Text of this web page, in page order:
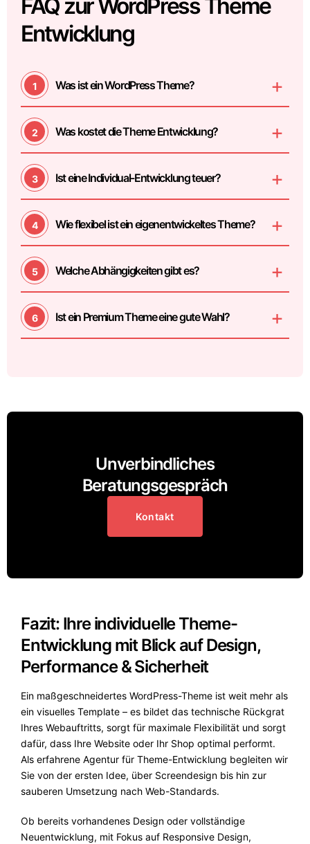
FAQ zur WordPress Theme
Entwicklung
Was ist ein WordPress Theme?
Was kostet die Theme Entwicklung?
Ist eine Individual-Entwicklung teuer?
Wie flexibel ist ein eigenentwickeltes Theme?
Welche Abhängigkeiten gibt es?
Ist ein Premium Theme eine gute Wahl?
Unverbindliches
Beratungsgespräch
Kontakt
Fazit: Ihre individuelle Theme-
Entwicklung mit Blick auf Design,
Performance & Sicherheit
Ein maßgeschneidertes WordPress-Theme ist weit mehr als
ein visuelles Template – es bildet das technische Rückgrat
Ihres Webauftritts, sorgt für maximale Flexibilität und sorgt
dafür, dass Ihre Website oder Ihr Shop optimal performt.
Als erfahrene Agentur für Theme-Entwicklung begleiten wir
Sie von der ersten Idee, über Screendesign bis hin zur
sauberen Umsetzung nach Web-Standards.
Ob bereits vorhandenes Design oder vollständige
Neuentwicklung, mit Fokus auf Responsive Design,